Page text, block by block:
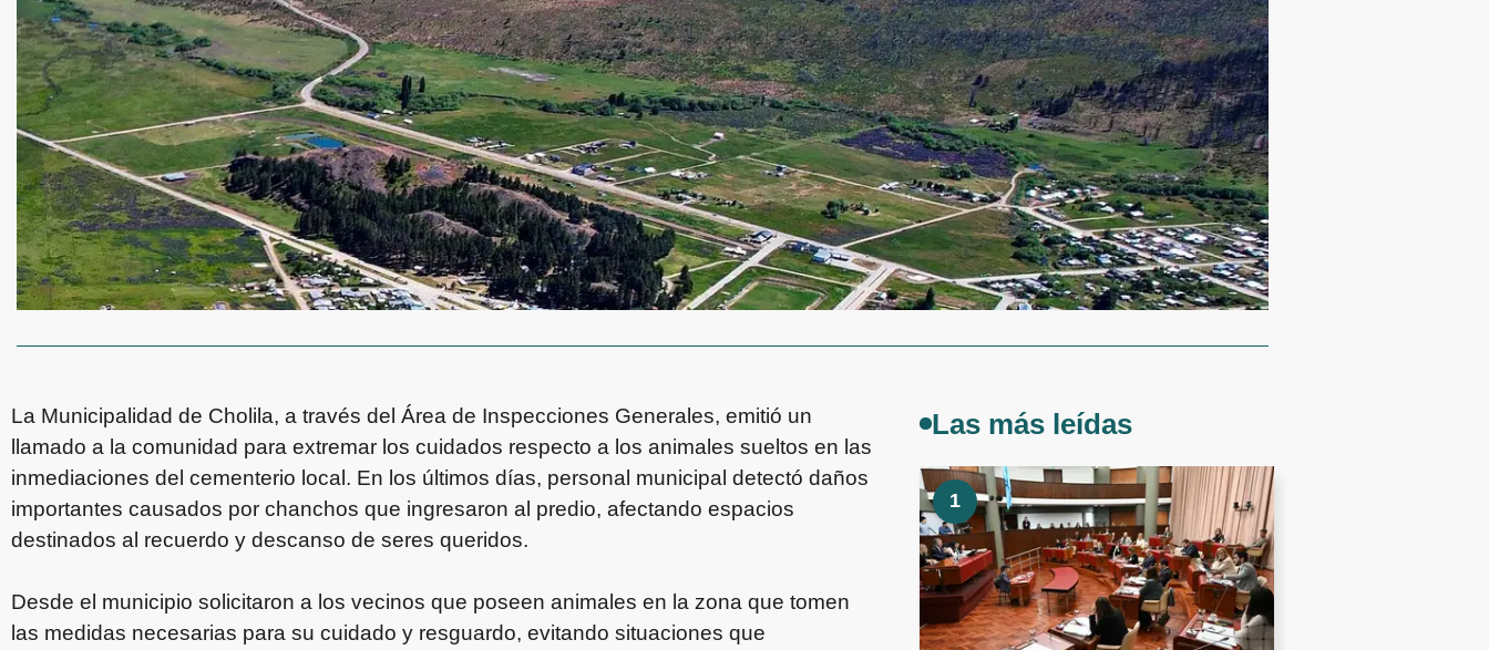
La Municipalidad de Cholila, a través del Área de Inspecciones Generales, emitió un
llamado a la comunidad para extremar los cuidados respecto a los animales sueltos en las
inmediaciones del cementerio local. En los últimos días, personal municipal detectó daños
importantes causados por chanchos que ingresaron al predio, afectando espacios
destinados al recuerdo y descanso de seres queridos.
Desde el municipio solicitaron a los vecinos que poseen animales en la zona que tomen
las medidas necesarias para su cuidado y resguardo, evitando situaciones que
Las más leídas
1